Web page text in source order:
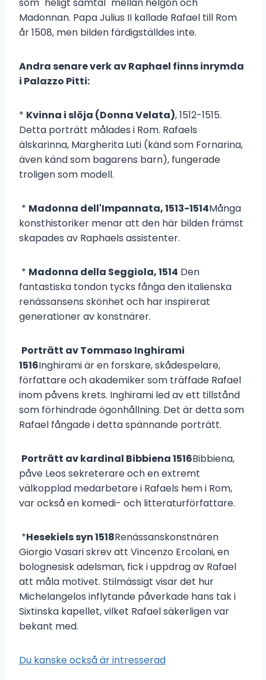
som "heligt samtal" mellan helgon och
Madonnan. Papa Julius II kallade Rafael till Rom
år 1508, men bilden färdigställdes inte.
Andra senare verk av Raphael finns inrymda
i Palazzo Pitti:
* Kvinna i slöja (Donna Velata), 1512-1515.
Detta porträtt målades i Rom. Rafaels
älskarinna, Margherita Luti (känd som Fornarina,
även känd som bagarens barn), fungerade
troligen som modell.
* Madonna dell'Impannata, 1513-1514Många
konsthistoriker menar att den här bilden främst
skapades av Raphaels assistenter.
* Madonna della Seggiola, 1514 Den
fantastiska tondon tycks fånga den italienska
renässansens skönhet och har inspirerat
generationer av konstnärer.
Porträtt av Tommaso Inghirami
1516Inghirami är en forskare, skådespelare,
författare och akademiker som träffade Rafael
inom påvens krets. Inghirami led av ett tillstånd
som förhindrade ögonhållning. Det är detta som
Rafael fångade i detta spännande porträtt.
Porträtt av kardinal Bibbiena 1516Bibbiena,
påve Leos sekreterare och en extremt
välkopplad medarbetare i Rafaels hem i Rom,
var också en komedi- och litteraturförfattare.
*Hesekiels syn 1518Renässanskonstnären
Giorgio Vasari skrev att Vincenzo Ercolani, en
bolognesisk adelsman, fick i uppdrag av Rafael
att måla motivet. Stilmässigt visar det hur
Michelangelos inflytande påverkade hans tak i
Sixtinska kapellet, vilket Rafael säkerligen var
bekant med.
Du kanske också är intresserad